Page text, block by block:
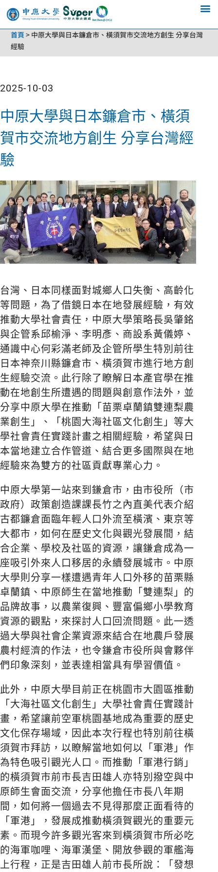
首頁 > 中原大學與日本鐮倉市、橫須賀市交流地方創生 分享台灣
經驗
2025-10-03
中原大學與日本鐮倉市、橫須
賀市交流地方創生 分享台灣經
驗
台灣、日本同樣面對城鄉人口失衡、高齡化
等問題，為了借鏡日本在地發展經驗，有效
推動大學社會責任，中原大學策略長吳肇銘
與企管系邱榆淨、李明彥、商設系黃儀婷、
通識中心何彩滿老師及企管所學生特別前往
日本神奈川縣鐮倉市、橫須賀市進行地方創
生經驗交流。此行除了瞭解日本產官學在推
動在地創生所遭遇的問題與創意作法外，並
分享中原大學在推動「苗栗卓蘭鎮雙連梨農
業創生」、「桃園大海社區文化創生」等大
學社會責任實踐計畫之相關經驗，希望與日
本當地建立合作管道、結合更多國際與在地
經驗來為雙方的社區貢獻專業心力。
中原大學第一站來到鎌倉市，由市役所（市
政府）政策創造課課長竹之內直美代表介紹
古都鐮倉面臨年輕人口外流至橫濱、東京等
大都市，如何在歷史文化與觀光發展間，結
合企業、學校及社區的資源，讓鎌倉成為一
座吸引外來人口移居的永續發展城市。中原
大學則分享一樣遭遇青年人口外移的苗栗縣
卓蘭鎮、中原師生在當地推動「雙連梨」的
品牌故事，以農業復興、豐富偏鄉小學教育
資源的觀點，來探討人口回流問題。此一透
過大學與社會企業資源來結合在地農戶發展
農村經濟的作法，也令鎌倉市役所與會夥伴
們印象深刻，並表達相當具有學習價值。
此外，中原大學目前正在桃園市大園區推動
「大海社區文化創生」大學社會責任實踐計
畫，希望讓前空軍桃園基地成為重要的歷史
文化保存場域，因此本次行程也特別前往橫
須賀市拜訪，以瞭解當地如何以「軍港」作
為特色吸引觀光人口。而推動「軍港行銷」
的橫須賀市前市長吉田雄人亦特別撥空與中
原師生會面交流，分享他擔任市長八年期
間，如何將一個過去不見得那麼正面看待的
「軍港」，發展成推動橫須賀觀光的重要元
素。而現今許多觀光客來到橫須賀市所必吃
的海軍咖哩、海軍漢堡、開放參觀的軍艦海
上行程，正是吉田雄人前市長所說：「發想